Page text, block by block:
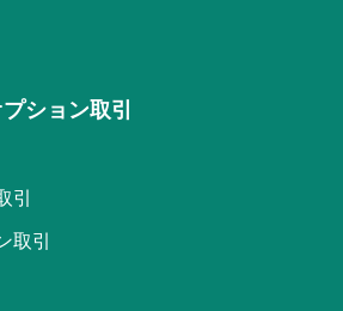
ション取引
引
取引